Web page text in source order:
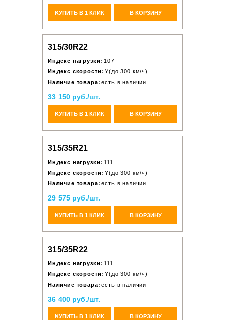
КУПИТЬ В 1 КЛИК В КОРЗИНУ
315/30R22
Индекс нагрузки: 107
Индекс скорости: Y(до 300 км/ч)
Наличие товара: есть в наличии
33 150 руб./шт.
КУПИТЬ В 1 КЛИК В КОРЗИНУ
315/35R21
Индекс нагрузки: 111
Индекс скорости: Y(до 300 км/ч)
Наличие товара: есть в наличии
29 575 руб./шт.
КУПИТЬ В 1 КЛИК В КОРЗИНУ
315/35R22
Индекс нагрузки: 111
Индекс скорости: Y(до 300 км/ч)
Наличие товара: есть в наличии
36 400 руб./шт.
КУПИТЬ В 1 КЛИК В КОРЗИНУ